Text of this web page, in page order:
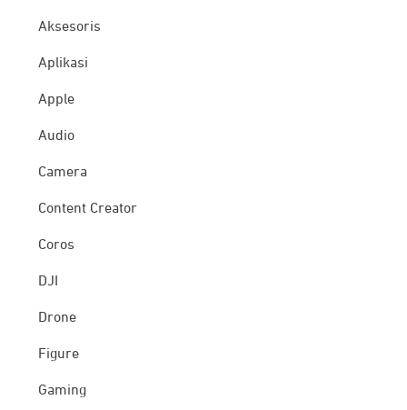
Aksesoris
Aplikasi
Apple
Audio
Camera
Content Creator
Coros
DJI
Drone
Figure
Gaming